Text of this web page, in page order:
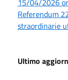
Referendum
straordinarie
Ultimo